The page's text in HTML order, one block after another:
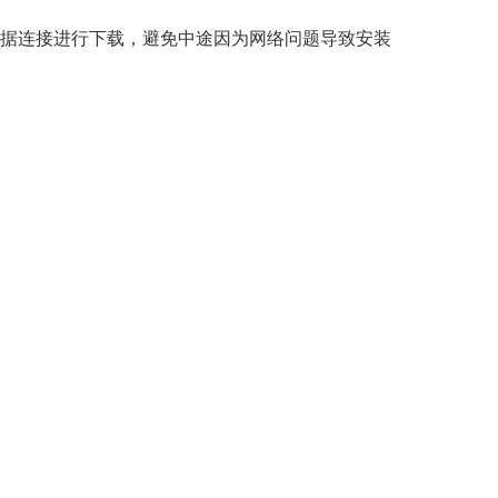
连接进行下载，避免中途因为网络问题导致安装